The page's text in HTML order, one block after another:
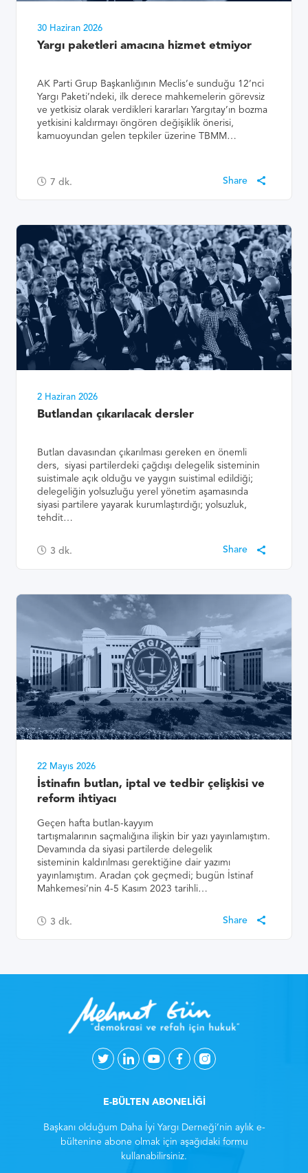
30 Haziran 2026
Yargı paketleri amacına hizmet etmiyor
AK Parti Grup Başkanlığının Meclis’e sunduğu 12’nci
Yargı Paketi’ndeki, ilk derece mahkemelerin görevsiz
ve yetkisiz olarak verdikleri kararları Yargıtay’ın bozma
yetkisini kaldırmayı öngören değişiklik önerisi,
kamuoyundan gelen tepkiler üzerine TBMM…
7 dk.
2 Haziran 2026
Butlandan çıkarılacak dersler
Butlan davasından çıkarılması gereken en önemli
ders, siyasi partilerdeki çağdışı delegelik sisteminin
suistimale açık olduğu ve yaygın suistimal edildiği;
delegeliğin yolsuzluğu yerel yönetim aşamasında
siyasi partilere yayarak kurumlaştırdığı; yolsuzluk,
tehdit…
3 dk.
22 Mayıs 2026
İstinafın butlan, iptal ve tedbir çelişkisi ve
reform ihtiyacı
Geçen hafta butlan-kayyım
tartışmalarının saçmalığına ilişkin bir yazı yayınlamıştım.
Devamında da siyasi partilerde delegelik
sisteminin kaldırılması gerektiğine dair yazımı
yayınlamıştım. Aradan çok geçmedi; bugün İstinaf
Mahkemesi’nin 4-5 Kasım 2023 tarihli…
3 dk.
E-BÜLTEN ABONELİĞİ
Başkanı olduğum Daha İyi Yargı Derneği’nin aylık e-
bültenine abone olmak için aşağıdaki formu
kullanabilirsiniz.